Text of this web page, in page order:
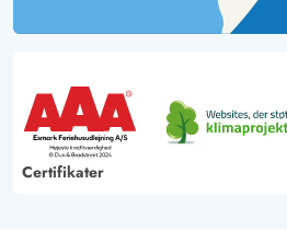
Certifikater